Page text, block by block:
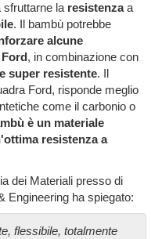
sfruttarne la resistenzaa
. Il bambù potrebbe
alcune
, in combinazione con
super resistente. Il
Ford, risponde meglio
come il carbonio o
è un materiale
resistenza a
dei Materiali presso di
Engineering ha spiegato:
flessibile, totalmente